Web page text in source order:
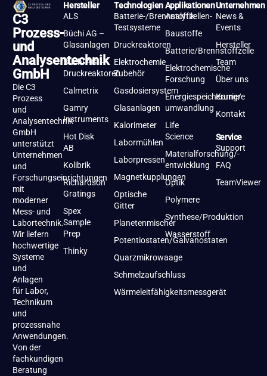
C3
Prozess-
und
Analysentechnik
GmbH
Die C3
Prozess
und
Analysentechnik
GmbH
unterstützt
Unternehmen
und
Forschungseinrichtungen
mit
moderner
Mess- und
Labortechnik.
Wir liefern
hochwertige
Systeme
und
Anlagen
für Labor,
Technikum
und
prozessnahe
Anwendungen.
Von der
fachkundigen
Beratung
Hersteller
ALS
Büchi AG –
Glasanlagen
Büchi AG –
Druckreaktoren
Calmetrix
Gamry
Instruments
Hot Disk
AB
Kolibrik
Richardson
Gratings
Spex
Sample
Prep
Thinky
Technologien
Batterie-/Brennstoffzellen-
Testsysteme
Druckreaktoren
Elektrochemie
Zubehör
Gasdosiersystem
Glasanlagen
Kalorimeter
Labormühlen
Laborpressen
Magnetkupplungen
Optische
Gitter
Planetenmischer
Potentiostaten/Galvanostaten
Quarzmikrowaage
Schmelzaufschluss
Wärmeleitfähigkeitsmessgerät
Applikationen
Analytik
Baustoffe
Batterie/Brennstoffzelle
Elektrochemische
Forschung
Energiespeicherung/-
umwandlung
Life
Science
Materialforschung/-
entwicklung
Optik
Polymere
Synthese/Produktion
Wasserstoff
Unternehmen
News &
Events
Hersteller
Team
Über uns
Karriere
Kontakt
Service
Support
FAQ
TeamViewer